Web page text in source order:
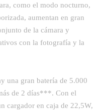
como el modo nocturno,
aumentan en gran
de la cámara y
con la fotografía y la
una gran batería de 5.000
de 2 días***. Con el
cargador en caja de 22,5W,